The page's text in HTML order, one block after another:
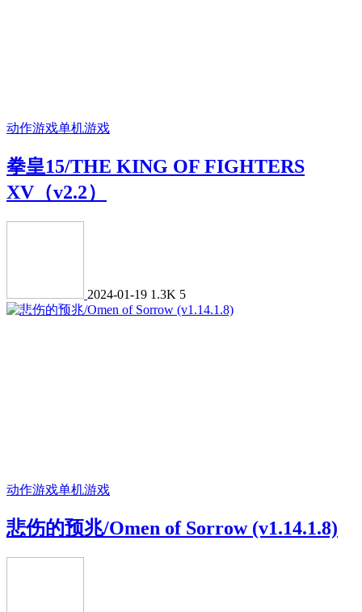
动作游戏单机游戏
拳皇15/THE KING OF FIGHTERS
XV（v2.2）
2024-01-19 1.3K 5
动作游戏单机游戏
悲伤的预兆/Omen of Sorrow (v1.14.1.8)